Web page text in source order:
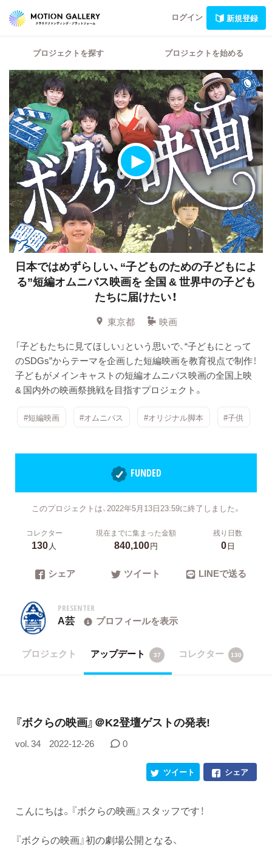
ログイン 新規登録
プロジェクトを探す プロジェクトを始める
日本ではめずらしい、“子どものための子どもによ
る”短編オムニバス映画を全国 & 世界中の子ども
たちに届けたい！
東京都
映画
「子どもたちに見てほしい」という思いで、“子どもにとって
のSDGs”からテーマを企画した短編映画を教育視点で制作！
子どもがメインキャストの短編オムニバス映画の全国上映
& 国内外の映画祭挑戦を目指すプロジェクト。
#短編映画 #オムニバス #オリジナル脚本 #子供
FUNDED
このプロジェクトは、2022年5月13日23:59に終了しました。
コレクター
130人
現在までに集まった金額
840,100円
残り日数
0日
シェア ツイート LINEで送る
PRESENTER
A芸 プロフィールを表示
プロジェクト アップデート 37 コレクター 130
『ボクらの映画』＠K2登壇ゲストの発表!
vol. 34 2022-12-26 0
シェア
ツイート
こんにちは。『ボクらの映画』スタッフです！
『ボクらの映画』初の劇場公開となる、